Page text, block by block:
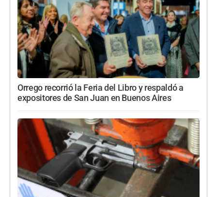
Orrego recorrió la Feria del Libro y respaldó a
expositores de San Juan en Buenos Aires